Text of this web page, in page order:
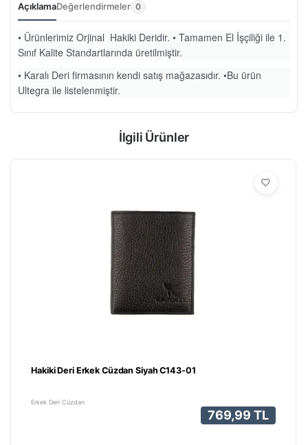
AçıklamaDeğerlendirmeler 0
• Ürünlerimiz Orjinal Hakiki Deridir. • Tamamen El İşçiliği ile 1.
Sınıf Kalite Standartlarında üretilmiştir.
• Karalı Deri firmasının kendi satış mağazasıdır. •Bu ürün
Ultegra ile listelenmiştir.
İlgili Ürünler
Hakiki Deri Erkek Cüzdan Siyah C143-01
Erkek Deri Cüzdan
769,99 TL